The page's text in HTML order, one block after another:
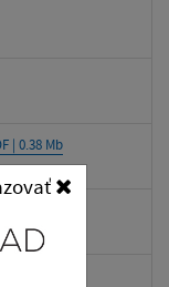
| 0.38 Mb